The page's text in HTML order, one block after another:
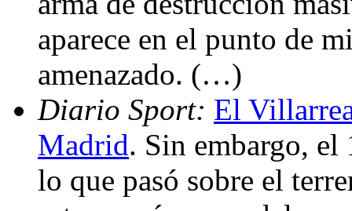
aparece en el punto de
amenazado. (…)
Diario Sport: El
Madrid. Sin embargo,
lo que pasó sobre el